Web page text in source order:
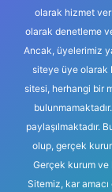
olarak hizmet
olarak denetleme
Ancak, üyelerimiz
siteye üye olarak
sitesi, herhangi bir
paylaşılmaktadır.
olup, gerçek
Gerçek kurum ve
Sitemiz, kar